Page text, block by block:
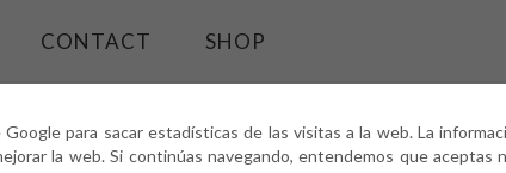
Google para sacar estadísticas de las visitas a la web. La
la web. Si continúas navegando, entendemos que aceptas
CONTACT SHOP